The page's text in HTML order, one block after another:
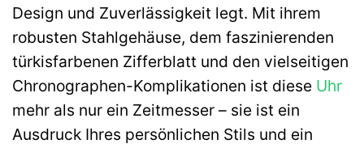
Design und Zuverlässigkeit legt. Mit ihrem
robusten Stahlgehäuse, dem faszinierenden
türkisfarbenen Zifferblatt und den vielseitigen
Chronographen-Komplikationen ist diese Uhr
mehr als nur ein Zeitmesser – sie ist ein
Ausdruck Ihres persönlichen Stils und ein